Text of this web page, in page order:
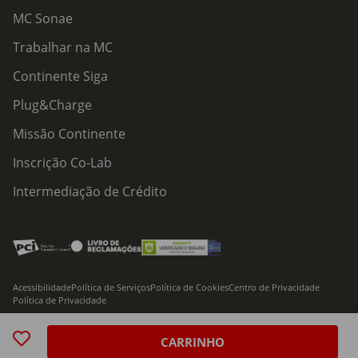
CARRINHO
MC Sonae
Trabalhar na MC
Continente Siga
Plug&Charge
Missão Continente
Inscrição Co-Lab
Intermediação de Crédito
© 2026 Modelo Continente Hipermercados, S.A. Todos os direitos reservados
AcessibilidadePolítica de ServiçosPolítica de CookiesCentro de Privacidade
Política de Privacidade